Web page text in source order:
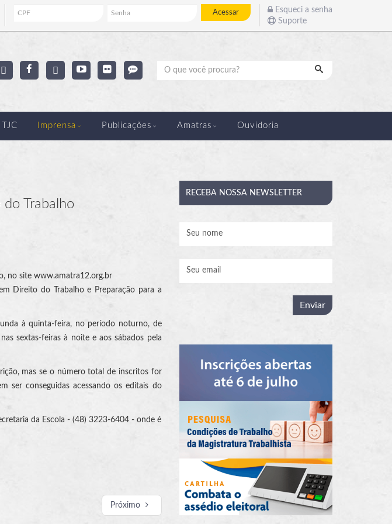
Acessar
Esqueci a senha
Suporte
Pesquisar
TJC Imprensa Publicações Amatras Ouvidoria
Trabalho
no site www.amatra12.org.br
Direito do Trabalho e Preparação para a
à quinta-feira, no período noturno, de
sextas-feiras à noite e aos sábados pela
mas se o número total de inscritos for
ser conseguidas acessando os editais do
da Escola - (48) 3223-6404 - onde é
Próximo
RECEBA NOSSA NEWSLETTER